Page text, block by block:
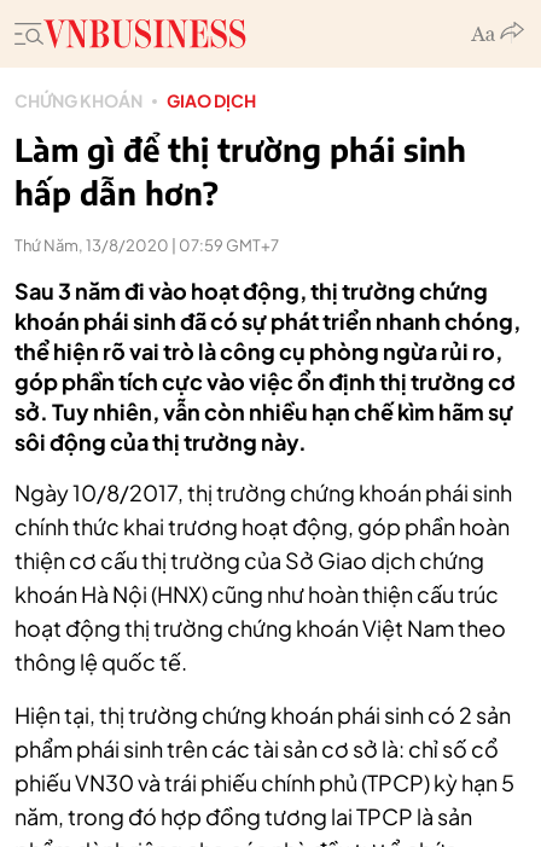
CHỨNG KHOÁN GIAO DỊCH
Làm gì để thị trường phái sinh
hấp dẫn hơn?
Thứ Năm, 13/8/2020 | 07:59 GMT+7
Sau 3 năm đi vào hoạt động, thị trường chứng
khoán phái sinh đã có sự phát triển nhanh chóng,
thể hiện rõ vai trò là công cụ phòng ngừa rủi ro,
góp phần tích cực vào việc ổn định thị trường cơ
sở. Tuy nhiên, vẫn còn nhiều hạn chế kìm hãm sự
sôi động của thị trường này.
Ngày 10/8/2017, thị trường chứng khoán phái sinh
chính thức khai trương hoạt động, góp phần hoàn
thiện cơ cấu thị trường của Sở Giao dịch chứng
khoán Hà Nội (HNX) cũng như hoàn thiện cấu trúc
hoạt động thị trường chứng khoán Việt Nam theo
thông lệ quốc tế.
Hiện tại, thị trường chứng khoán phái sinh có 2 sản
phẩm phái sinh trên các tài sản cơ sở là: chỉ số cổ
phiếu VN30 và trái phiếu chính phủ (TPCP) kỳ hạn 5
năm, trong đó hợp đồng tương lai TPCP là sản